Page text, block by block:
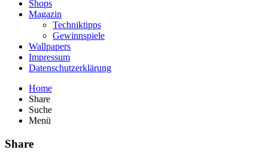
Shops
Magazin
Techniktipps
Gewinnspiele
Wallpapers
Impressum
Datenschutzerklärung
Home
Share
Suche
Menü
Share